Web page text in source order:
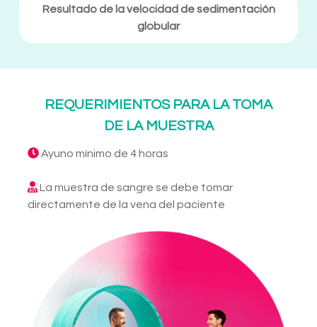
Resultado de la velocidad de sedimentación
globular
REQUERIMIENTOS PARA LA TOMA
DE LA MUESTRA
Ayuno mínimo de 4 horas
La muestra de sangre se debe tomar
directamente de la vena del paciente